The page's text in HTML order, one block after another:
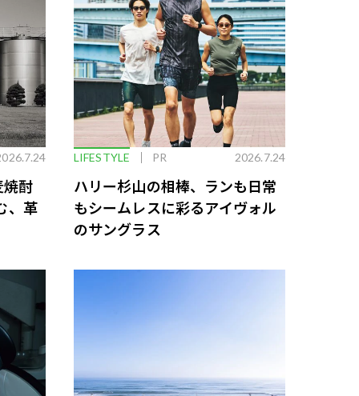
焼酎
、革
LIFESTYLE PR 2026.7.24
ハリー杉山の相棒、ランも日常
もシームレスに彩るアイヴォル
のサングラス